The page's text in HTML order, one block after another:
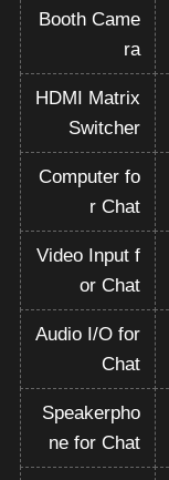
Booth Came
ra
HDMI Matrix
Switcher
Computer fo
r Chat
Video Input f
or Chat
Audio I/O for
Chat
Speakerpho
ne for Chat